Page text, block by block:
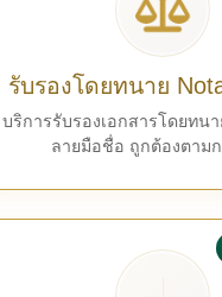
รับรองโดยทนาย
บริการรับรองเอกสารโดยทน
ลายมือชื่อ ถูกต้องตาม